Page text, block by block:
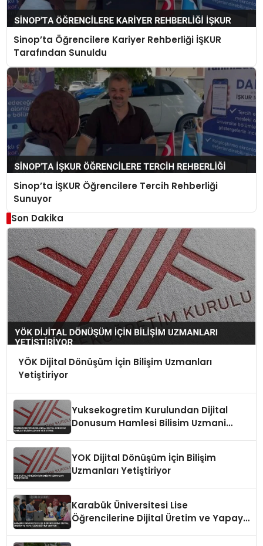
Sinop’ta Öğrencilere Kariyer Rehberliği İŞKUR
Tarafından Sunuldu
Sinop’ta İŞKUR Öğrencilere Tercih Rehberliği
Sunuyor
Son Dakika
YÖK Dijital Dönüşüm İçin Bilişim Uzmanları
Yetiştiriyor
Yuksekogretim Kurulundan Dijital
Donusum Hamlesi Bilisim Uzmani
YOK Dijital Dönüşüm İçin Bilişim
Uzmanları Yetiştiriyor
Karabük Üniversitesi Lise
Öğrencilerine Dijital Üretim ve Yapay